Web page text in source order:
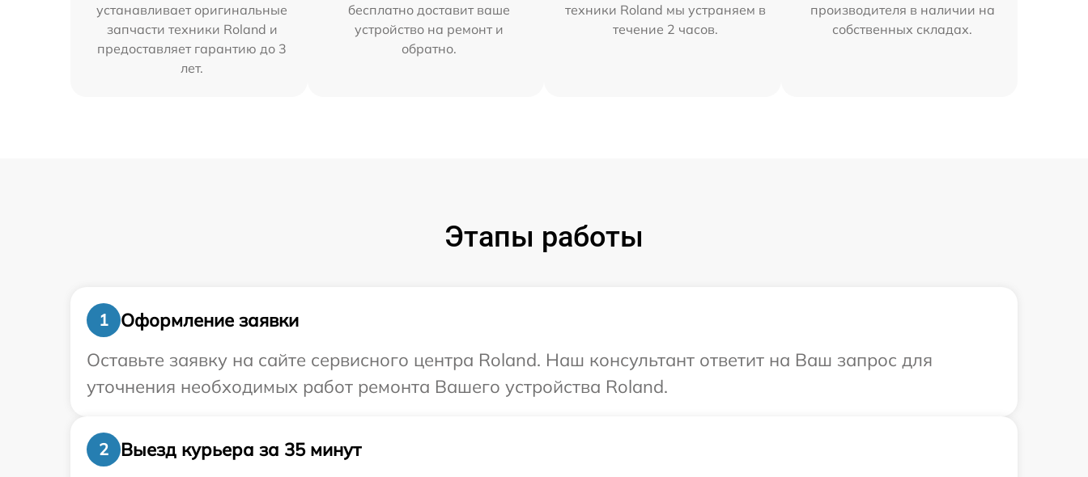
устанавливает оригинальные
запчасти техники Roland и
предоставляет гарантию до 3
лет.
бесплатно доставит ваше
устройство на ремонт и
обратно.
техники Roland мы устраняем в
течение 2 часов.
производителя в наличии на
собственных складах.
Этапы работы
1
Оформление заявки
Оставьте заявку на сайте сервисного центра Roland. Наш консультант ответит на Ваш запрос для
уточнения необходимых работ ремонта Вашего устройства Roland.
2
Выезд курьера за 35 минут